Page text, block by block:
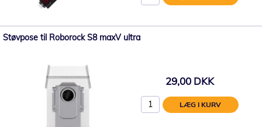
Støvpose til Roborock S8 maxV ultra
29,00 DKK
LÆG I KURV